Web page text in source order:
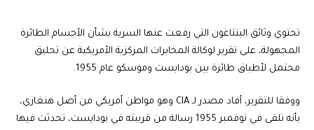
تحتوي وثائق البنتاغون التي رفعت عنها السرية بشأن الأجسام الطائرة
المجهولة، على تقرير لوكالة المخابرات المركزية الأمريكية عن تحليق
محتمل لأطباق طائرة بين بودابست وموسكو عام 1955.
ووفقا للتقرير، أفاد مصدر لـ CIA وهو مواطن أمريكي من أصل هنغاري،
بأنه تلقى في نوفمبر 1955 رسالة من قريبته في بودابست، تحدثت فيها